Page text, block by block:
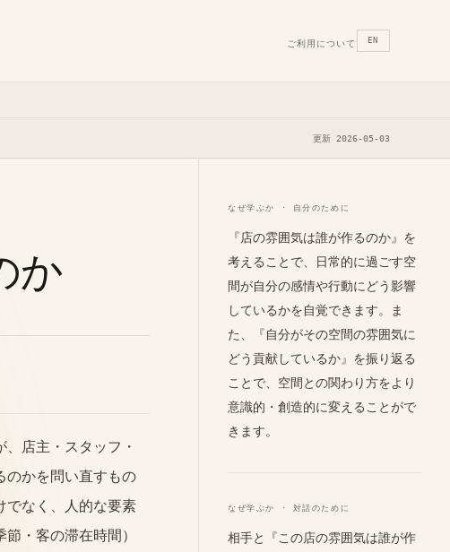
ご利用について EN
更新 2026-05-03
か
店主・スタッフ・
のかを問い直すもの
でなく、人的な要素
・客の滞在時間）
なぜ学ぶか · 自分のために
『店の雰囲気は誰が作るのか』を
考えることで、日常的に過ごす空
間が自分の感情や行動にどう影響
しているかを自覚できます。ま
た、『自分がその空間の雰囲気に
どう貢献しているか』を振り返る
ことで、空間との関わり方をより
意識的・創造的に変えることがで
きます。
なぜ学ぶか · 対話のために
相手と『この店の雰囲気は誰が作